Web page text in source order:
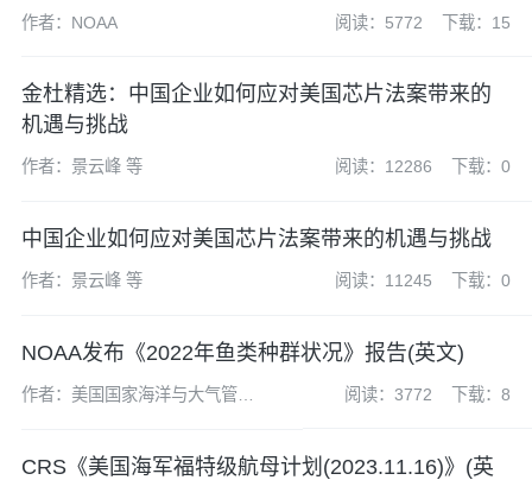
作者：NOAA 阅读：5772 下载：15
金杜精选：中国企业如何应对美国芯片法案带来的
机遇与挑战
作者：景云峰 等 阅读：12286 下载：0
中国企业如何应对美国芯片法案带来的机遇与挑战
作者：景云峰 等 阅读：11245 下载：0
NOAA发布《2022年鱼类种群状况》报告(英文)
作者：美国国家海洋与大气管理
阅读：3772 下载：8
CRS《美国海军福特级航母计划(2023.11.16)》(英